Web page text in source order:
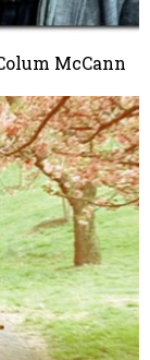
McCann